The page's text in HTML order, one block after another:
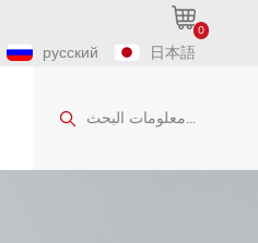
0
русский 日本語
معلومات البحث...